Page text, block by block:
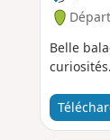
Belle
curiosités.